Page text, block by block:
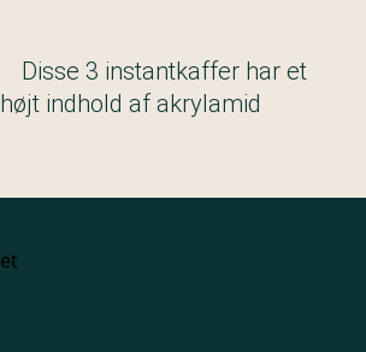
Disse 3 instantkaffer har et
højt indhold af akrylamid